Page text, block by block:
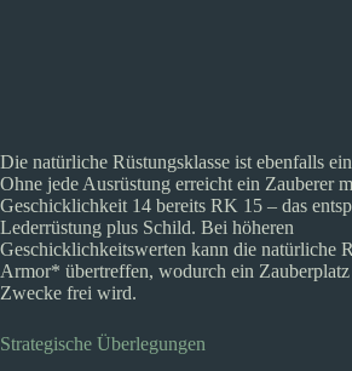
Die natürliche Rüstungsklasse ist ebenfalls
Ohne jede Ausrüstung erreicht ein Zauberer
Geschicklichkeit 14 bereits RK 15 – das
Lederrüstung plus Schild. Bei höheren
Geschicklichkeitswerten kann die natürliche
Armor* übertreffen, wodurch ein
Zwecke frei wird.
Strategische Überlegungen